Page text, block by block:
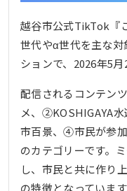
越谷市公式TikTok『
世代やα世代を主な対
ションで、2026年5月
配信されるコンテン
メ、②KOSHIGAYA
市百景、④市民が参
のカテゴリーです。
し、市民と共に作り
の特徴となっていま